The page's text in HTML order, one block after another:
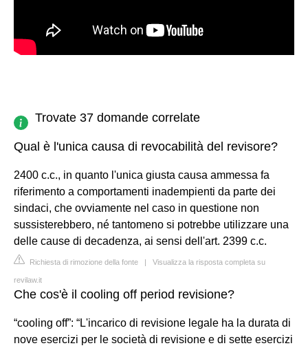
Trovate 37 domande correlate
Qual è l'unica causa di revocabilità del revisore?
2400 c.c., in quanto l'unica giusta causa ammessa fa
riferimento a comportamenti inadempienti da parte dei
sindaci, che ovviamente nel caso in questione non
sussisterebbero, né tantomeno si potrebbe utilizzare una
delle cause di decadenza, ai sensi dell'art. 2399 c.c.
Richiesta di rimozione della fonte | Visualizza la risposta completa su
revilaw.it
Che cos'è il cooling off period revisione?
“cooling off”: “L'incarico di revisione legale ha la durata di
nove esercizi per le società di revisione e di sette esercizi